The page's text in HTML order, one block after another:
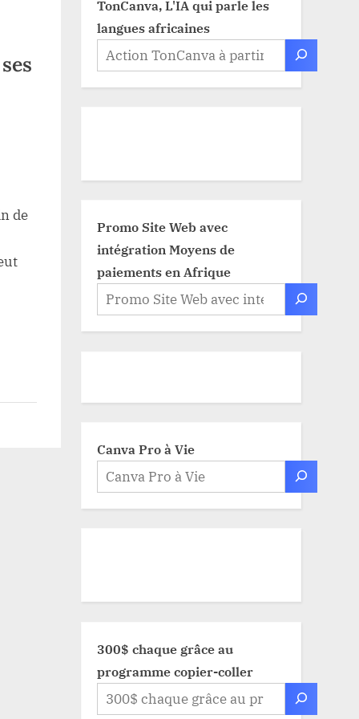
de
TonCanva, L'IA qui parle les
langues africaines
Promo Site Web avec
intégration Moyens de
paiements en Afrique
Canva Pro à Vie
300$ chaque grâce au
programme copier-coller